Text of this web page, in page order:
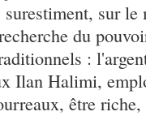
sur le
du
:
Ilan Halimi,
être